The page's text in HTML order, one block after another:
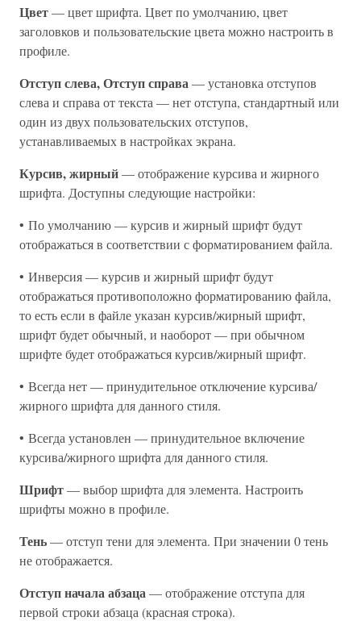
Цвет— цвет шрифта. Цвет по умолчанию, цвет
заголовков и пользовательские цвета можно настроить в
профиле.
Отступ слева, Отступ справа— установка отступов
слева и справа от текста — нет отступа, стандартный или
один из двух пользовательских отступов,
устанавливаемых в настройках экрана.
Курсив, жирный— отображение курсива и жирного
шрифта. Доступны следующие настройки:
• По умолчанию — курсив и жирный шрифт будут
отображаться в соответствии с форматированием файла.
• Инверсия — курсив и жирный шрифт будут
отображаться противоположно форматированию файла,
то есть если в файле указан курсив/жирный шрифт,
шрифт будет обычный, и наоборот — при обычном
шрифте будет отображаться курсив/жирный шрифт.
• Всегда нет — принудительное отключение курсива/
жирного шрифта для данного стиля.
• Всегда установлен — принудительное включение
курсива/жирного шрифта для данного стиля.
Шрифт— выбор шрифта для элемента. Настроить
шрифты можно в профиле.
Тень— отступ тени для элемента. При значении 0 тень
не отображается.
Отступ начала абзаца— отображение отступа для
первой строки абзаца (красная строка).